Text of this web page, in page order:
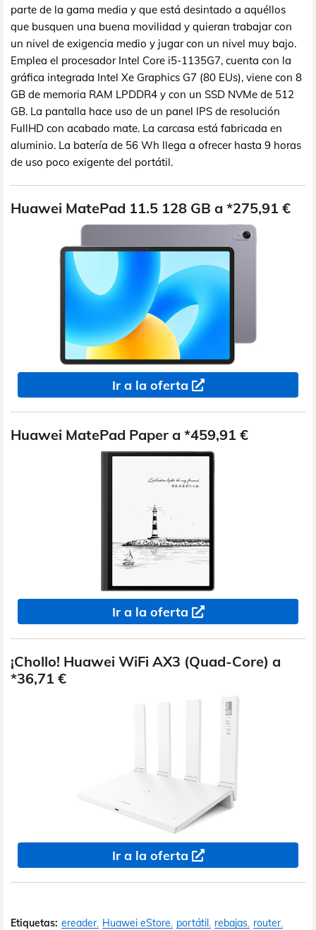
parte de la gama media y que está desintado a aquéllos
que busquen una buena movilidad y quieran trabajar con
un nivel de exigencia medio y jugar con un nivel muy bajo.
Emplea el procesador Intel Core i5-1135G7, cuenta con la
gráfica integrada Intel Xe Graphics G7 (80 EUs), viene con 8
GB de memoria RAM LPDDR4 y con un SSD NVMe de 512
GB. La pantalla hace uso de un panel IPS de resolución
FullHD con acabado mate. La carcasa está fabricada en
aluminio. La batería de 56 Wh llega a ofrecer hasta 9 horas
de uso poco exigente del portátil.
Huawei MatePad 11.5 128 GB a *275,91 €
Ir a la oferta
Huawei MatePad Paper a *459,91 €
Ir a la oferta
¡Chollo! Huawei WiFi AX3 (Quad-Core) a
*36,71 €
Ir a la oferta
Etiquetas: ereader Huawei eStore portátil rebajas router